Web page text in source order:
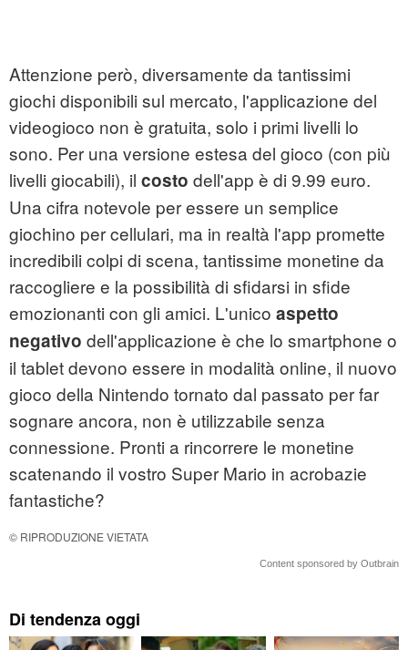
Attenzione però, diversamente da tantissimi
giochi disponibili sul mercato, l'applicazione del
videogioco non è gratuita, solo i primi livelli lo
sono. Per una versione estesa del gioco (con più
livelli giocabili), il costo dell'app è di 9.99 euro.
Una cifra notevole per essere un semplice
giochino per cellulari, ma in realtà l'app promette
incredibili colpi di scena, tantissime monetine da
raccogliere e la possibilità di sfidarsi in sfide
emozionanti con gli amici. L'unico aspetto
negativo dell'applicazione è che lo smartphone o
il tablet devono essere in modalità online, il nuovo
gioco della Nintendo tornato dal passato per far
sognare ancora, non è utilizzabile senza
connessione. Pronti a rincorrere le monetine
scatenando il vostro Super Mario in acrobazie
fantastiche?
© RIPRODUZIONE VIETATA
Content sponsored by Outbrain
Di tendenza oggi